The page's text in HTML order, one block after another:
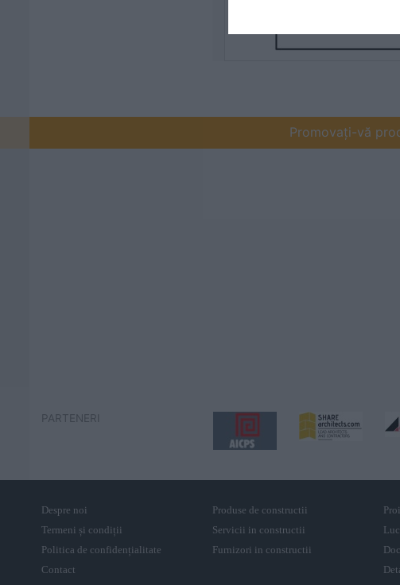
Promovați-vă
PARTENERI
Despre noi
Termeni și condiții
Politica de confidențialitate
Contact
Produse de constructii
Servicii in constructii
Furnizori in constructii